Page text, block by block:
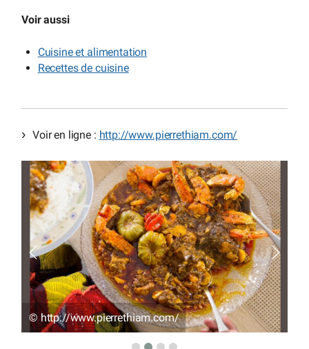
Voir aussi
Cuisine et alimentation
Recettes de cuisine
Voir en ligne : http://www.pierrethiam.com/
© http://www.pierrethiam.com/